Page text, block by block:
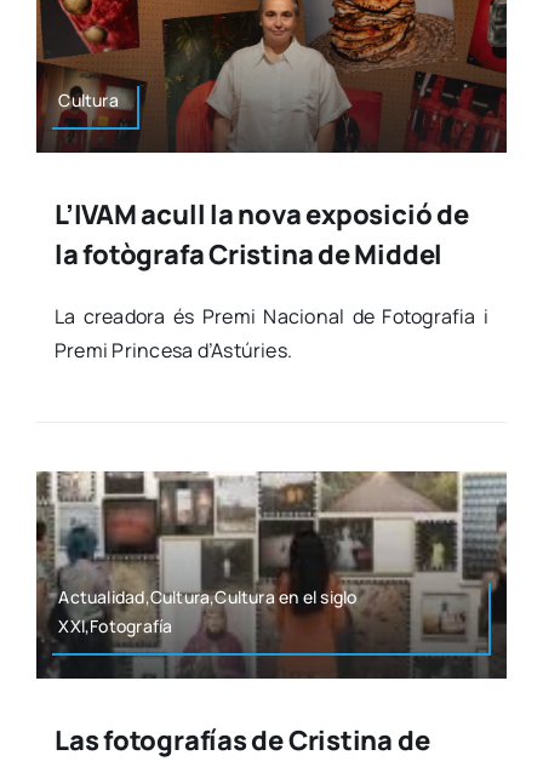
Cul­tu­ra
L’IVAM acull la nova exposició de
la fotògrafa Cristina de Middel
La crea­do­ra és Pre­mi Nacio­nal de Foto­gra­fia i
Pre­mi Prin­ce­sa d’Astúries.
Actualidad,Cultura,Cultura en el siglo
XXI,Fotografía
Las fotografías de Cristina de